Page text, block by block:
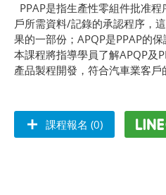
PPAP是指生產性零組件批准
戶所需資料/記錄的承認程序，
果的一部份；APQP是PPAP的保
本課程將指導學員了解APQP及
產品製程開發，符合汽車業客戶
課程報名 (0)